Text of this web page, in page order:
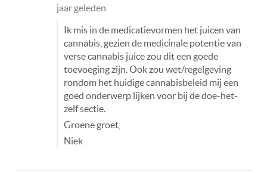
jaar geleden
Ik mis in de medicatievormen het juicen van
cannabis, gezien de medicinale potentie van
verse cannabis juice zou dit een goede
toevoeging zijn. Ook zou wet/regelgeving
rondom het huidige cannabisbeleid mij een
goed onderwerp lijken voor bij de doe-het-
zelf sectie.
Groene groet,
Niek